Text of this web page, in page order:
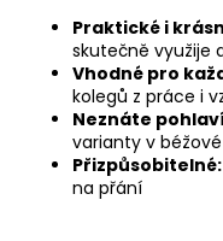
Praktické i
skutečně využije
Vhodné pro
kolegů z práce i
Neznáte
varianty v
Přizpůsobitelné:
na přání